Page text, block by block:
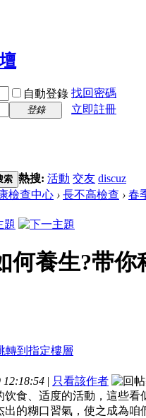
自動登錄 找回密碼
登錄
立即註冊
索 熱搜: 活動 交友 discuz
檢查中心 › 長不高檢查 › 春
何養生?带
12:18:54 | 只看該作者
饮食、适度的活動，這些看
出的糊口習氣，使之成為